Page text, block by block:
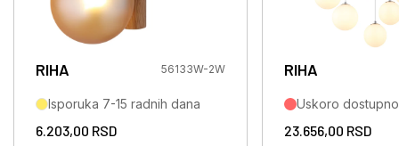
RIHA 56133W-2W
Isporuka 7-15 radnih dana
6.203,00 RSD
RIHA
Uskoro dostupno
23.656,00 RSD